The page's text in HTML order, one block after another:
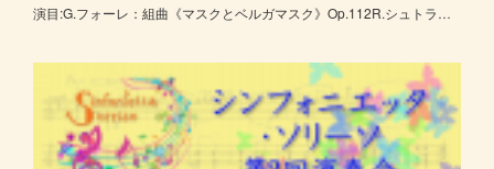
演目:G.フォーレ：組曲《マスクとベルガマスク》Op.112R.シュトラ…